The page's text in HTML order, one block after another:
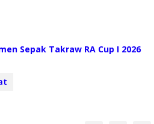
Sepak Takraw RA Cup I 2026